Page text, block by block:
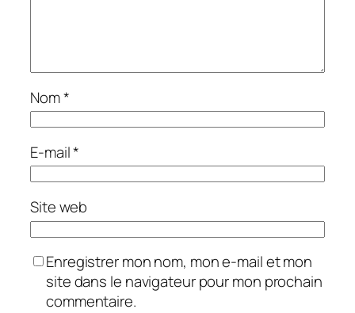
Nom*
E-mail*
Site web
Enregistrer mon nom, mon e-mail et mon
site dans le navigateur pour mon prochain
commentaire.